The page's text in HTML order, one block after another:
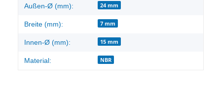
Außen-Ø (mm): 24 mm
Breite (mm): 7 mm
Innen-Ø (mm): 15 mm
Material: NBR